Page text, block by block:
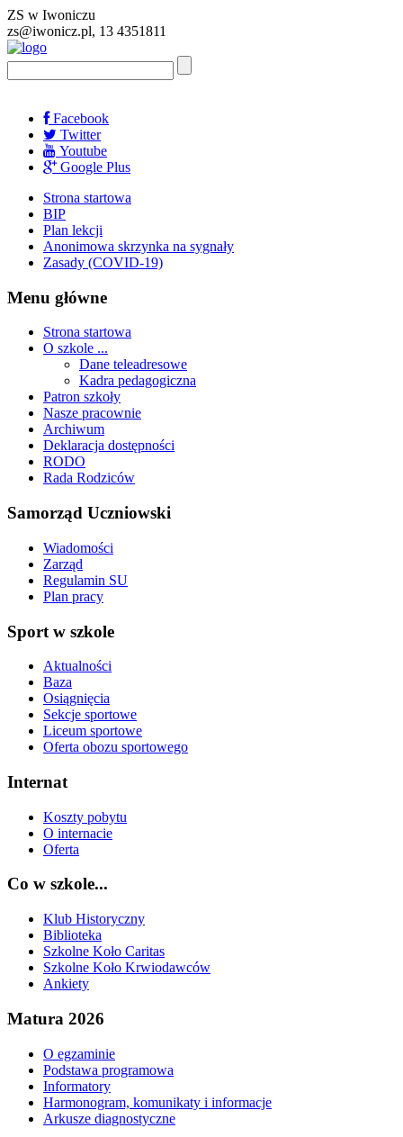
ZS w Iwoniczu
zs@iwonicz.pl, 13 4351811
Facebook
Twitter
Youtube
Google Plus
Strona startowa
BIP
Plan lekcji
Anonimowa skrzynka na sygnały
Zasady (COVID-19)
Menu główne
Strona startowa
O szkole ...
Dane teleadresowe
Kadra pedagogiczna
Patron szkoły
Nasze pracownie
Archiwum
Deklaracja dostępności
RODO
Rada Rodziców
Samorząd Uczniowski
Wiadomości
Zarząd
Regulamin SU
Plan pracy
Sport w szkole
Aktualności
Baza
Osiągnięcia
Sekcje sportowe
Liceum sportowe
Oferta obozu sportowego
Internat
Koszty pobytu
O internacie
Oferta
Co w szkole...
Klub Historyczny
Biblioteka
Szkolne Koło Caritas
Szkolne Koło Krwiodawców
Ankiety
Matura 2026
O egzaminie
Podstawa programowa
Informatory
Harmonogram, komunikaty i informacje
Arkusze diagnostyczne